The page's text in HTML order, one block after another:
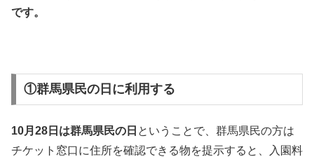
です。
①群馬県民の日に利用する
10月28日は群馬県民の日 ということで、群馬県民の方は
チケット窓口に住所を確認できる物を提示すると、入園料